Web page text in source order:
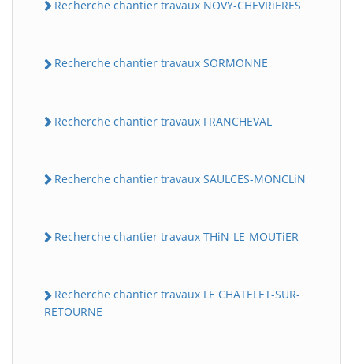
Recherche chantier travaux NOVY-CHEVRiERES
Recherche chantier travaux SORMONNE
Recherche chantier travaux FRANCHEVAL
Recherche chantier travaux SAULCES-MONCLiN
Recherche chantier travaux THiN-LE-MOUTiER
Recherche chantier travaux LE CHATELET-SUR-
RETOURNE